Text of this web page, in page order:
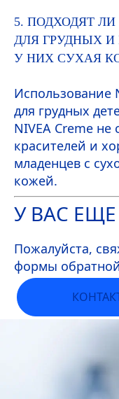
5. ПОДХОДЯТ ЛИ
ДЛЯ ГРУДНЫХ
У НИХ СУХАЯ
Использование
для грудных
NIVEA Creme не
красителей и
младенцев с
кожей.
У ВАС
Пожалуйста,
формы